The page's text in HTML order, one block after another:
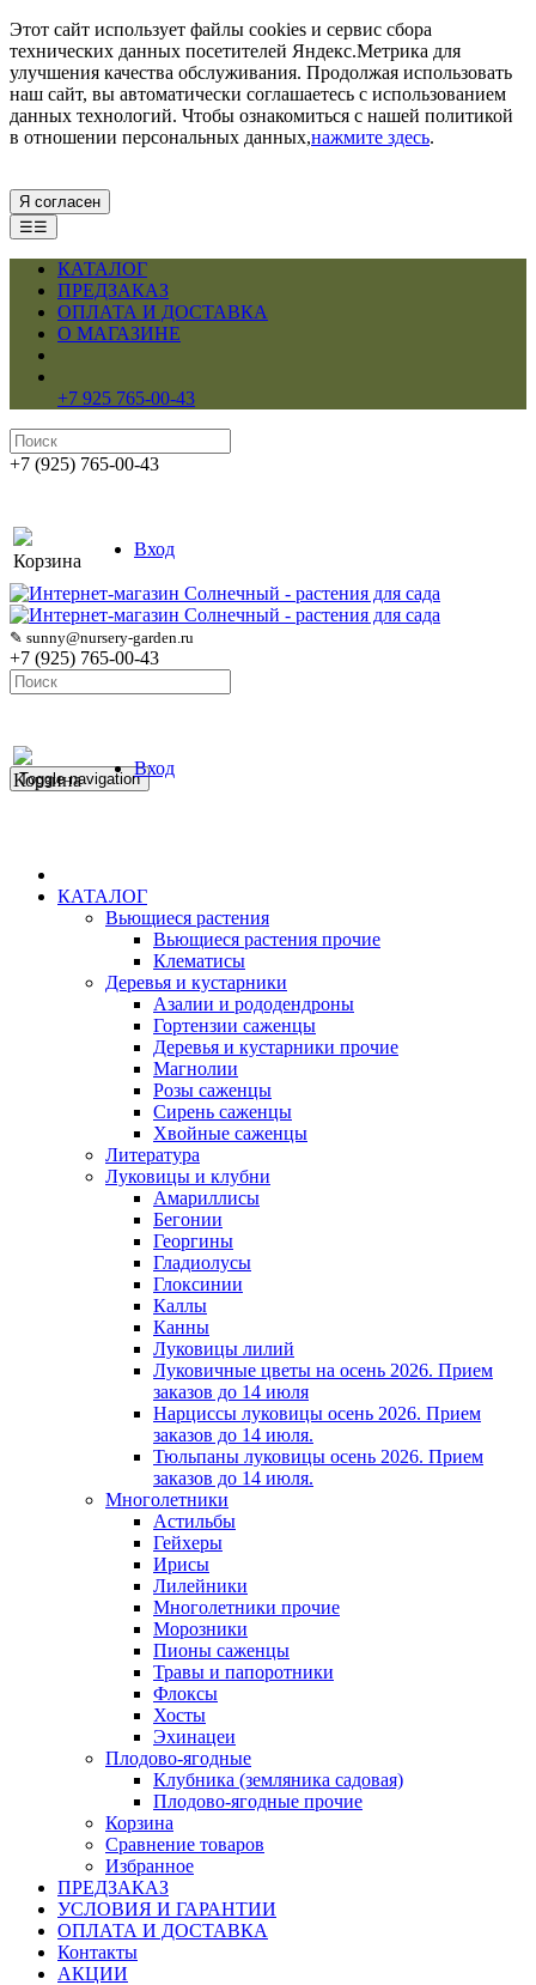
Этот сайт использует файлы cookies и сервис сбора
технических данных посетителей Яндекс.Метрика для
улучшения качества обслуживания. Продолжая использовать
наш сайт, вы автоматически соглашаетесь с использованием
данных технологий. Чтобы ознакомиться с нашей политикой
в отношении персональных данных,нажмите здесь.
Я согласен
☰☰
КАТАЛОГ
ПРЕДЗАКАЗ
ОПЛАТА И ДОСТАВКА
О МАГАЗИНЕ
+7 925 765-00-43
+7 (925) 765-00-43
Корзина
Вход
✎ sunny@nursery-garden.ru
+7 (925) 765-00-43
Корзина
Вход
Toggle navigation
КАТАЛОГ
Вьющиеся растения
Вьющиеся растения прочие
Клематисы
Деревья и кустарники
Азалии и рододендроны
Гортензии саженцы
Деревья и кустарники прочие
Магнолии
Розы саженцы
Сирень саженцы
Хвойные саженцы
Литература
Луковицы и клубни
Амариллисы
Бегонии
Георгины
Гладиолусы
Глоксинии
Каллы
Канны
Луковицы лилий
Луковичные цветы на осень 2026. Прием
заказов до 14 июля
Нарциссы луковицы осень 2026. Прием
заказов до 14 июля.
Тюльпаны луковицы осень 2026. Прием
заказов до 14 июля.
Многолетники
Астильбы
Гейхеры
Ирисы
Лилейники
Многолетники прочие
Морозники
Пионы саженцы
Травы и папоротники
Флоксы
Хосты
Эхинацеи
Плодово-ягодные
Клубника (земляника садовая)
Плодово-ягодные прочие
Корзина
Сравнение товаров
Избранное
ПРЕДЗАКАЗ
УСЛОВИЯ И ГАРАНТИИ
ОПЛАТА И ДОСТАВКА
Контакты
АКЦИИ